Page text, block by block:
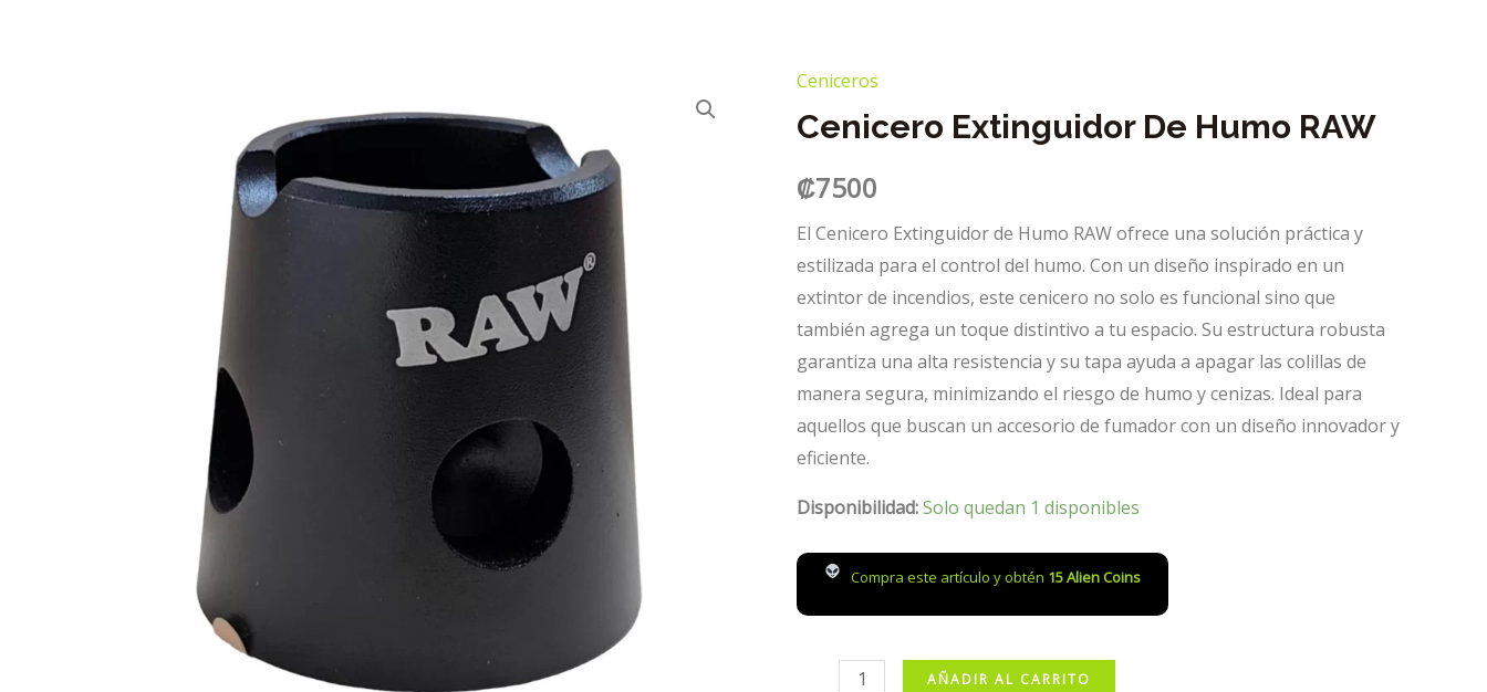
Ceniceros
Cenicero Extinguidor De Humo RAW
₡7500
El Cenicero Extinguidor de Humo RAW ofrece una solución práctica y
estilizada para el control del humo. Con un diseño inspirado en un
extintor de incendios, este cenicero no solo es funcional sino que
también agrega un toque distintivo a tu espacio. Su estructura robusta
garantiza una alta resistencia y su tapa ayuda a apagar las colillas de
manera segura, minimizando el riesgo de humo y cenizas. Ideal para
aquellos que buscan un accesorio de fumador con un diseño innovador y
eficiente.
Disponibilidad:Solo quedan 1 disponibles
Compra este artículo y obtén 15Alien Coins
Cenicero
AÑADIR AL CARRITO